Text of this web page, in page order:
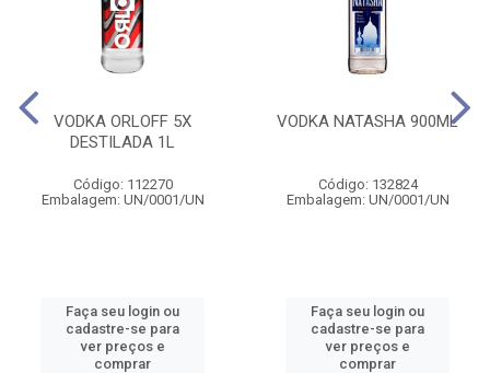
VODKA ORLOFF 5X
DESTILADA 1L
Código: 112270
Embalagem: UN/0001/UN
Faça seu login ou
cadastre-se para
ver preços e
comprar
VODKA NATASHA 900ML
Código: 132824
Embalagem: UN/0001/UN
Faça seu login ou
cadastre-se para
ver preços e
comprar